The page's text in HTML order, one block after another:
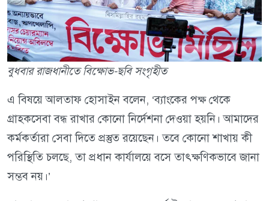
বুধবার রাজধানীতে বিক্ষোভ-ছবি সংগৃহীত
এ বিষয়ে আলতাফ হোসাইন বলেন, ‌‘ব্যাংকের পক্ষ থেকে
গ্রাহকসেবা বন্ধ রাখার কোনো নির্দেশনা দেওয়া হয়নি। আমাদের
কর্মকর্তারা সেবা দিতে প্রস্তুত রয়েছেন। তবে কোনো শাখায় কী
পরিস্থিতি চলছে, তা প্রধান কার্যালয়ে বসে তাৎক্ষণিকভাবে জানা
সম্ভব নয়।’